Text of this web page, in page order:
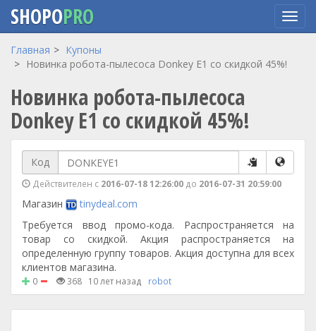
Перейти
содержанию
SHOPOPRO
Главная
Купоны
Новинка робота-пылесоса Donkey E1 со скидкой 45%!
Новинка робота-пылесоса
Donkey E1 со скидкой 45%!
Код
Действителен с 2016-07-18 12:26:00 до 2016-07-31 20:59:00
Магазин
tinydeal.com
Требуется ввод промо-кода. Распространяется на
товар со скидкой. Акция распространяется на
определенную группу товаров. Акция доступна для всех
клиентов магазина.
0 368 10 лет назад robot